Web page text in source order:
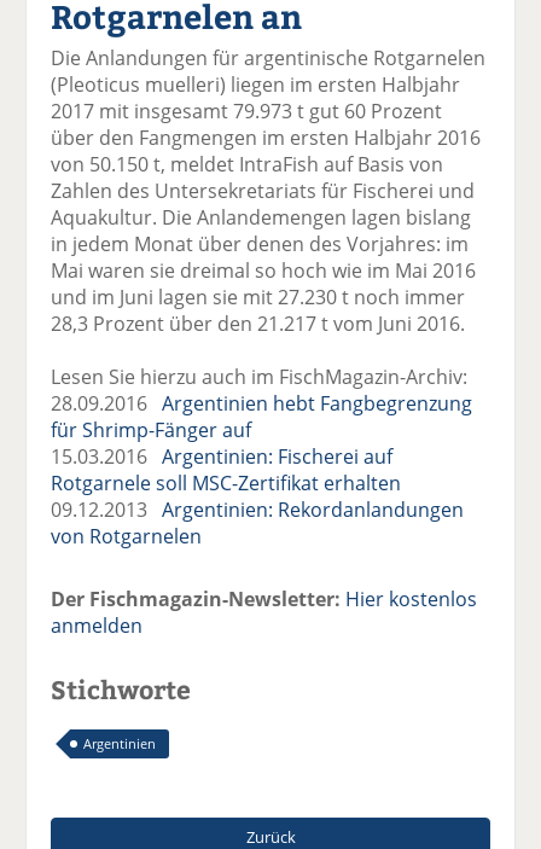
uf
F
ac
e
b
o
o
k
te
il
e
wi
tt
er
n
uf
Li
n
k
e
di
n
te
il
e
n
er
E
m
ai
l
v
er
se
n
d
e
ru
n
Rotgarnelen an
Die Anlandungen für argentinische Rotgarnelen
(Pleoticus muelleri) liegen im ersten Halbjahr
2017 mit insgesamt 79.973 t gut 60 Prozent
über den Fangmengen im ersten Halbjahr 2016
von 50.150 t, meldet IntraFish auf Basis von
Zahlen des Untersekretariats für Fischerei und
Aquakultur. Die Anlandemengen lagen bislang
in jedem Monat über denen des Vorjahres: im
Mai waren sie dreimal so hoch wie im Mai 2016
und im Juni lagen sie mit 27.230 t noch immer
28,3 Prozent über den 21.217 t vom Juni 2016.
Lesen Sie hierzu auch im FischMagazin-Archiv:
28.09.2016Argentinien hebt Fangbegrenzung
für Shrimp-Fänger auf
15.03.2016 Argentinien: Fischerei auf
Rotgarnele soll MSC-Zertifikat erhalten
09.12.2013Argentinien: Rekordanlandungen
von Rotgarnelen
Der Fischmagazin-Newsletter: Hier kostenlos
anmelden
Stichworte
Argentinien
Zurück